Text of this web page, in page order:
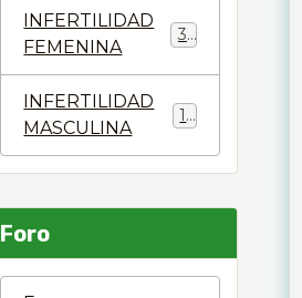
INFERTILIDAD
FEMENINA
37
INFERTILIDAD
MASCULINA
17
Foro